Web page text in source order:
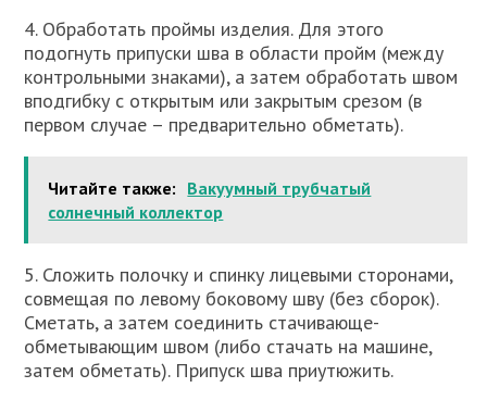
4. Обработать проймы изделия. Для этого
подогнуть припуски шва в области пройм (между
контрольными знаками), а затем обработать швом
вподгибку с открытым или закрытым срезом (в
первом случае – предварительно обметать).
Читайте также: Вакуумный трубчатый
солнечный коллектор
5. Сложить полочку и спинку лицевыми сторонами,
совмещая по левому боковому шву (без сборок).
Сметать, а затем соединить стачивающе-
обметывающим швом (либо стачать на машине,
затем обметать). Припуск шва приутюжить.